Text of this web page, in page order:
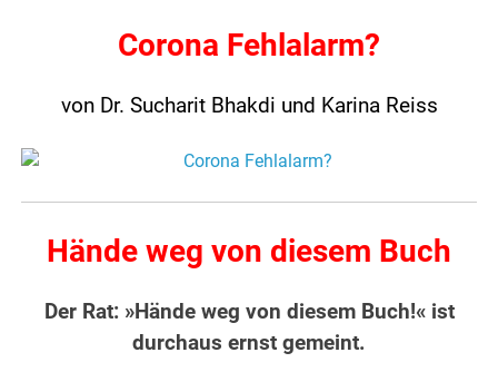
Corona Fehlalarm?
von Dr. Sucharit Bhakdi und Karina Reiss
Hände weg von diesem Buch
Der Rat: »Hände weg von diesem Buch!« ist
durchaus ernst gemeint.